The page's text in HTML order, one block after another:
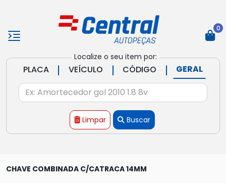
Localize o seu item por:
PLACA | VEÍCULO | CÓDIGO | GERAL
Limpar Buscar
0
CHAVE COMBINADA C/CATRACA 14MM